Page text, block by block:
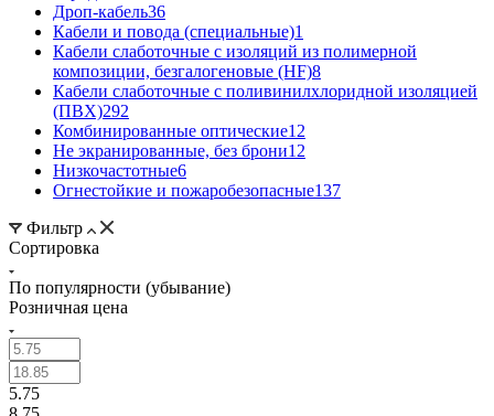
Дроп-кабель36
Кабели и повода (специальные)1
Кабели слаботочные с изоляций из полимерной
композиции, безгалогеновые (HF)8
Кабели слаботочные с поливинилхлоридной изоляцией
(ПВХ)292
Комбинированные оптические12
Не экранированные, без брони12
Низкочастотные6
Огнестойкие и пожаробезопасные137
Фильтр
Сортировка
По популярности (убывание)
Розничная цена
5.75